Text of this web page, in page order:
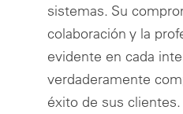
sistemas. Su
colaboración y la
evidente en cada
verdaderamente
éxito de sus clientes.